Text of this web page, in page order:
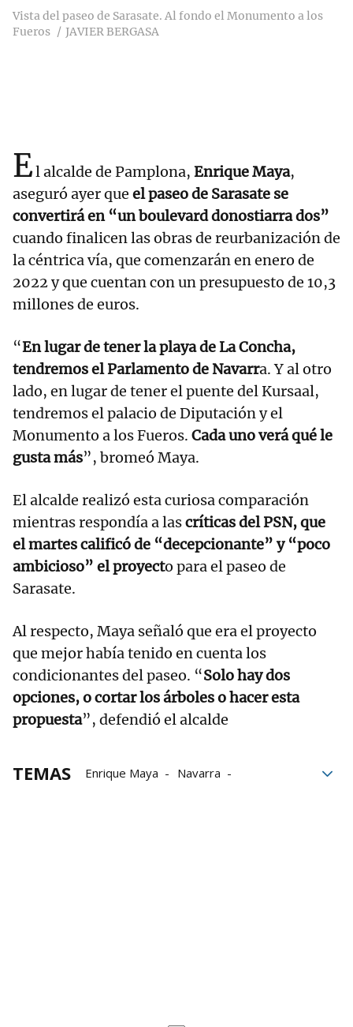
Vista del paseo de Sarasate. Al fondo el Monumento a los
Fueros
JAVIER BERGASA
El alcalde de Pamplona, Enrique Maya,
aseguró ayer que el paseo de Sarasate se
convertirá en “un boulevard donostiarra dos”
cuando finalicen las obras de reurbanización de
la céntrica vía, que comenzarán en enero de
2022 y que cuentan con un presupuesto de 10,3
millones de euros.
“En lugar de tener la playa de La Concha,
tendremos el Parlamento de Navarra. Y al otro
lado, en lugar de tener el puente del Kursaal,
tendremos el palacio de Diputación y el
Monumento a los Fueros. Cada uno verá qué le
gusta más”, bromeó Maya.
El alcalde realizó esta curiosa comparación
mientras respondía a lascríticas del PSN, que
el martes calificó de “decepcionante” y “poco
ambicioso” el proyecto para el paseo de
Sarasate.
Al respecto, Maya señaló que era el proyecto
que mejor había tenido en cuenta los
condicionantes del paseo. “Solo hay dos
opciones, o cortar los árboles o hacer esta
propuesta”, defendió el alcalde
TEMAS Enrique Maya
Navarra